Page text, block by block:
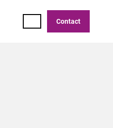
Contact